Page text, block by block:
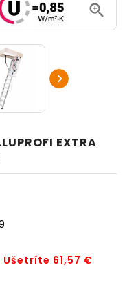


EXTRA
Ušetríte 61,57 €